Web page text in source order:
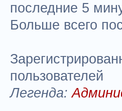
последние 5
Больше всего
пользователей
Легенда: